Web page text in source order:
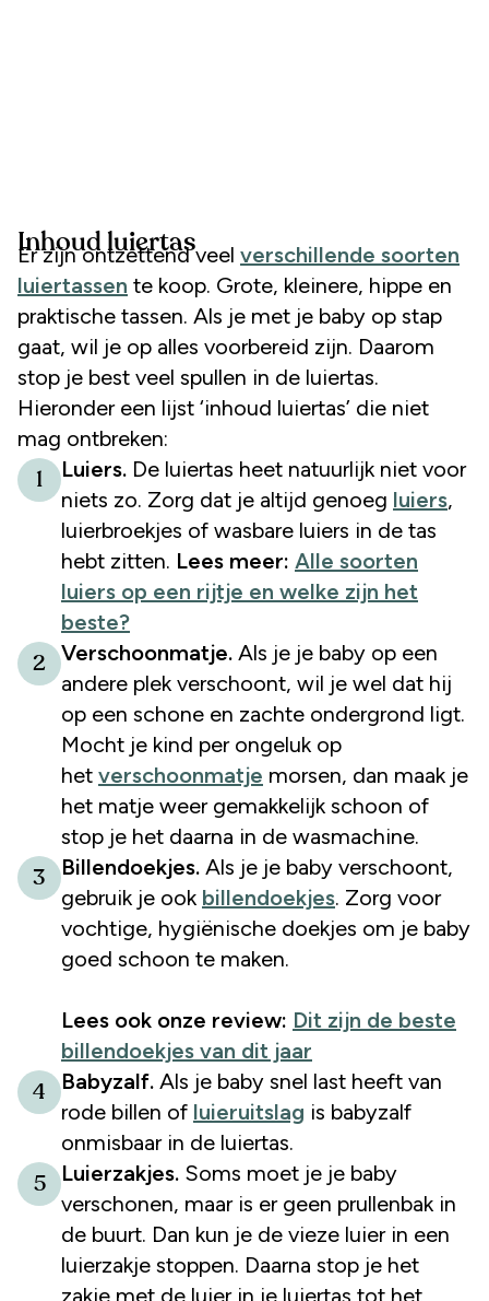
Inhoud luiertas
Er zijn ontzettend veel verschillende soorten
luiertassen te koop. Grote, kleinere, hippe en
praktische tassen. Als je met je baby op stap
gaat, wil je op alles voorbereid zijn. Daarom
stop je best veel spullen in de luiertas.
Hieronder een lijst ‘inhoud luiertas’ die niet
mag ontbreken:
1 Luiers. De luiertas heet natuurlijk niet voor
niets zo. Zorg dat je altijd genoeg luiers,
luierbroekjes of wasbare luiers in de tas
hebt zitten. Lees meer: Alle soorten
luiers op een rijtje en welke zijn het
beste?
2 Verschoonmatje. Als je je baby op een
andere plek verschoont, wil je wel dat hij
op een schone en zachte ondergrond ligt.
Mocht je kind per ongeluk op
het verschoonmatje morsen, dan maak je
het matje weer gemakkelijk schoon of
stop je het daarna in de wasmachine.
3 Billendoekjes. Als je je baby verschoont,
gebruik je ook billendoekjes. Zorg voor
vochtige, hygiënische doekjes om je baby
goed schoon te maken.
Lees ook onze review: Dit zijn de beste
billendoekjes van dit jaar
4 Babyzalf. Als je baby snel last heeft van
rode billen of luieruitslag is babyzalf
onmisbaar in de luiertas.
5 Luierzakjes. Soms moet je je baby
verschonen, maar is er geen prullenbak in
de buurt. Dan kun je de vieze luier in een
luierzakje stoppen. Daarna stop je het
zakje met de luier in je luiertas tot het